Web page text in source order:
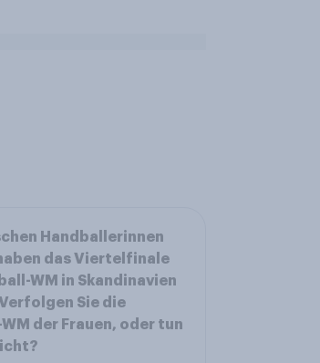
Handballerinnen
das Viertelfinale
WM in Skandinavien
Sie die
der Frauen, oder tun